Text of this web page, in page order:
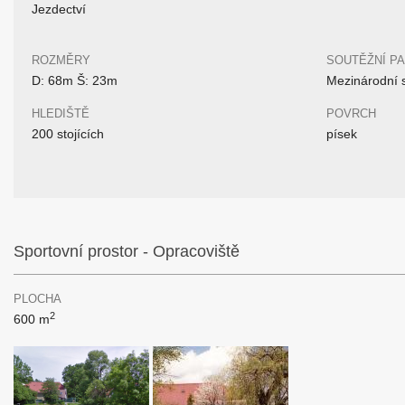
Jezdectví
ROZMĚRY
D: 68m Š: 23m
HLEDIŠTĚ
200 stojících
SOUTĚŽNÍ
Mezinárodní
POVRCH
písek
Sportovní prostor - Opracoviště
PLOCHA
600 m2